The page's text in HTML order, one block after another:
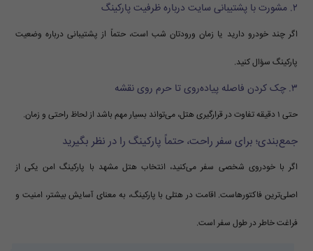
۲. مشورت با پشتیبانی سایت درباره ظرفیت پارکینگ
اگر چند خودرو دارید یا زمان ورودتان شب است، حتماً از پشتیبانی درباره وضعیت
پارکینگ سؤال کنید.
۳. چک کردن فاصله پیاده‌روی تا حرم روی نقشه
حتی ۱ دقیقه تفاوت در قرارگیری هتل، می‌تواند بسیار مهم باشد از لحاظ راحتی و زمان.
جمع‌بندی؛ برای سفر راحت، حتماً پارکینگ را در نظر بگیرید
اگر با خودروی شخصی سفر می‌کنید، انتخاب هتل مشهد با پارکینگ امن یکی از
اصلی‌ترین فاکتورهاست. اقامت در هتلی با پارکینگ، به معنای آسایش بیشتر، امنیت و
فراغت خاطر در طول سفر است.